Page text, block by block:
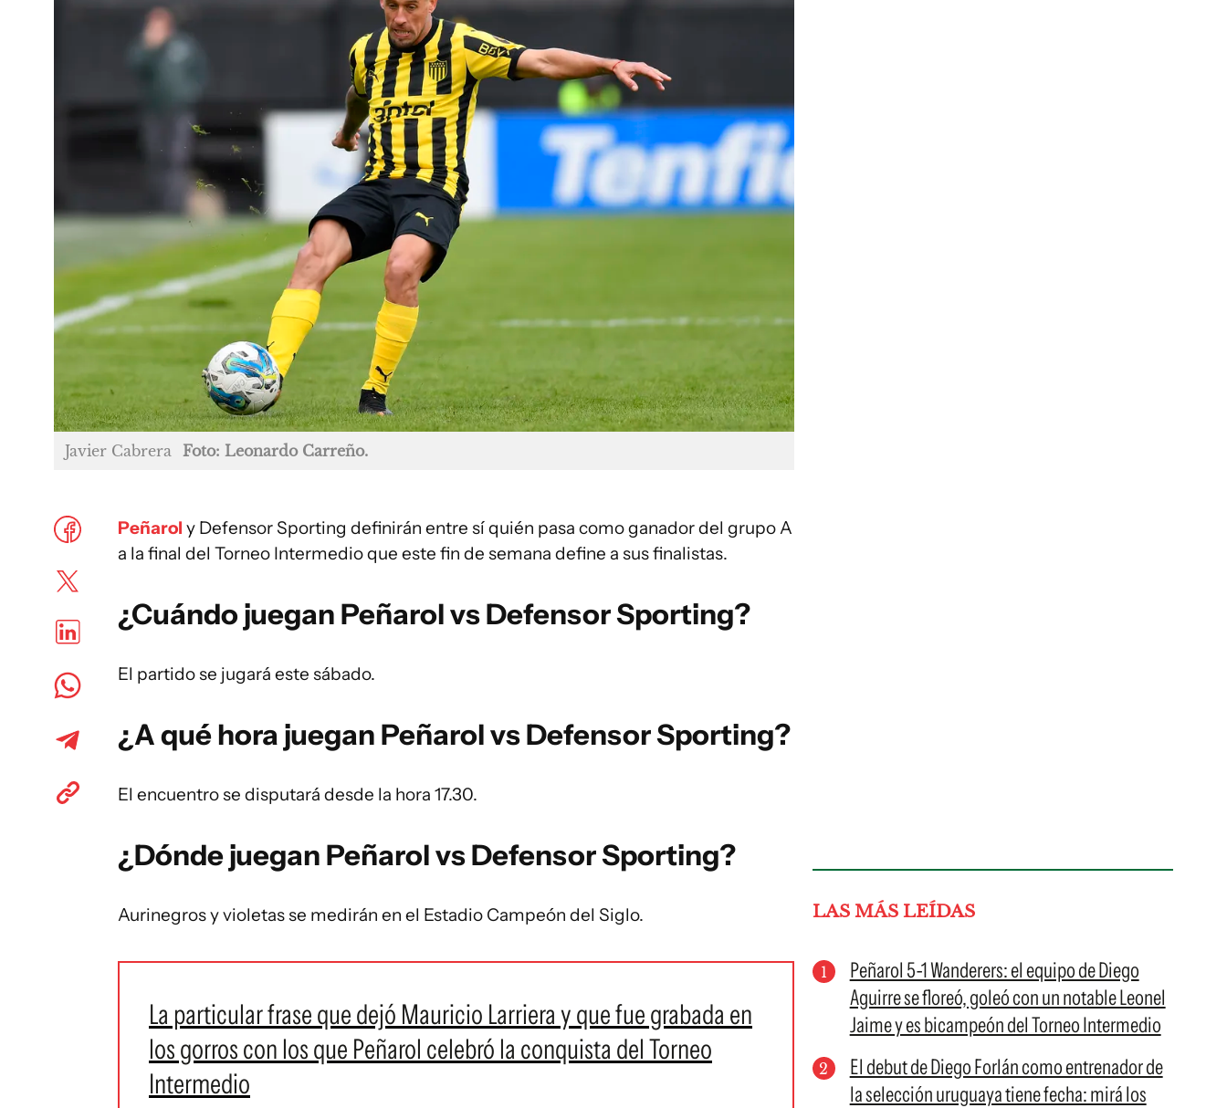
Javier Cabrera Foto: Leonardo Carreño.
Peñarol y Defensor Sporting definirán entre sí quién pasa como ganador del grupo A
a la final del Torneo Intermedio que este fin de semana define a sus finalistas.
¿Cuándo juegan Peñarol vs Defensor Sporting?
El partido se jugará este sábado.
¿A qué hora juegan Peñarol vs Defensor Sporting?
El encuentro se disputará desde la hora 17.30.
¿Dónde juegan Peñarol vs Defensor Sporting?
Aurinegros y violetas se medirán en el Estadio Campeón del Siglo.
La particular frase que dejó Mauricio Larriera y que fue grabada en
los gorros con los que Peñarol celebró la conquista del Torneo
Intermedio
LAS MÁS LEÍDAS
Peñarol 5-1 Wanderers: el equipo de Diego
Aguirre se floreó, goleó con un notable Leonel
Jaime y es bicampeón del Torneo Intermedio
El debut de Diego Forlán como entrenador de
la selección uruguaya tiene fecha: mirá los